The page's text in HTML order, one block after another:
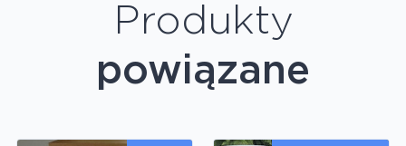
Produkty
powiązane